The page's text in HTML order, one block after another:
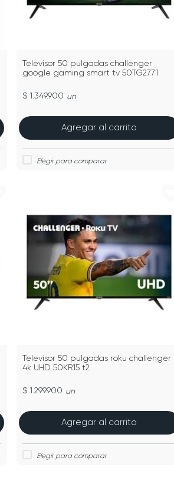
Televisor 50 pulgadas challenger
google gaming smart tv 50TG2771
$ 1.349.900 un
Agregar al carrito
Televisor 50 pulgadas roku challenger
4k UHD 50KR15 t2
$ 1.299.900 un
Agregar al carrito